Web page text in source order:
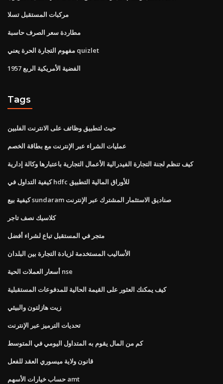
مركبات المستقبل تسلا
مطاردة سعر الصرف حاسبة
مفهوم التجارة الحرة يعني quizlet
1957 الفضية الأمريكية الربع
Tags
حيث لتطبيق وظائف على الانترنت الفلبين
عمليات الشراء عبر الإنترنت مع بطاقة الخصم
كيف تنظم لجنة التجارة الفيدرالية الأعمال التجارية باعتبارها وكالة إدارية
كيفية التداول في hdfc للأوراق المالية التطبيق
كيفية بيع sundaram صناديق الاستثمار المشترك عبر الإنترنت
كلاسيك نصف تاجر
متجر في المستقبل تباع لشراء أفضل
الأساليب المستخدمة لزيادة التجارة بين البلدان
أسعار العملات الحية nse
كيف يمكنك العثور على القيمة الحالية للمدفوعات المستقبلية
زيت هازلتون والبيئي
تحديات الترميز عبر الإنترنت
كم من المال يقوم به المتداول اليومي في المتوسط
قانون ولاية ميسوري العقد للفعل
حساب خيارات الأسهم amt